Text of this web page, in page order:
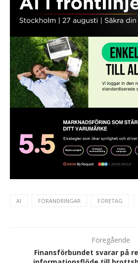
AI FÖRÄNDRINGAR FÖRETAG
Föregående
Finansförbundet svarar på